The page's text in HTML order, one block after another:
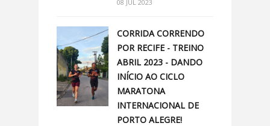
08 JUL 2023
CORRIDA CORRENDO
POR RECIFE - TREINO
ABRIL 2023 - DANDO
INÍCIO AO CICLO
MARATONA
INTERNACIONAL DE
PORTO ALEGRE!